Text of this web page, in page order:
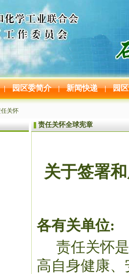
| 园区委简介 | 新闻快递 | 园
关怀
责任关怀全球宪章
关于签署
各有关单位:
责任关怀
高自身健康